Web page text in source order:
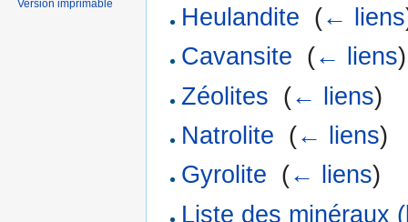
Heulandite (← liens
Cavansite (← liens)
Zéolites (← liens)
Natrolite (← liens)
Gyrolite (← liens)
Liste des minéraux
Version imprimable